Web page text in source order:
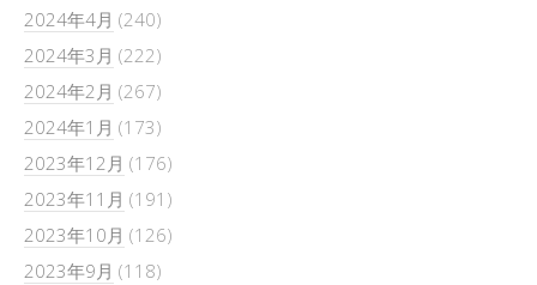
2024年4月 (240)
2024年3月 (222)
2024年2月 (267)
2024年1月 (173)
2023年12月 (176)
2023年11月 (191)
2023年10月 (126)
2023年9月 (118)